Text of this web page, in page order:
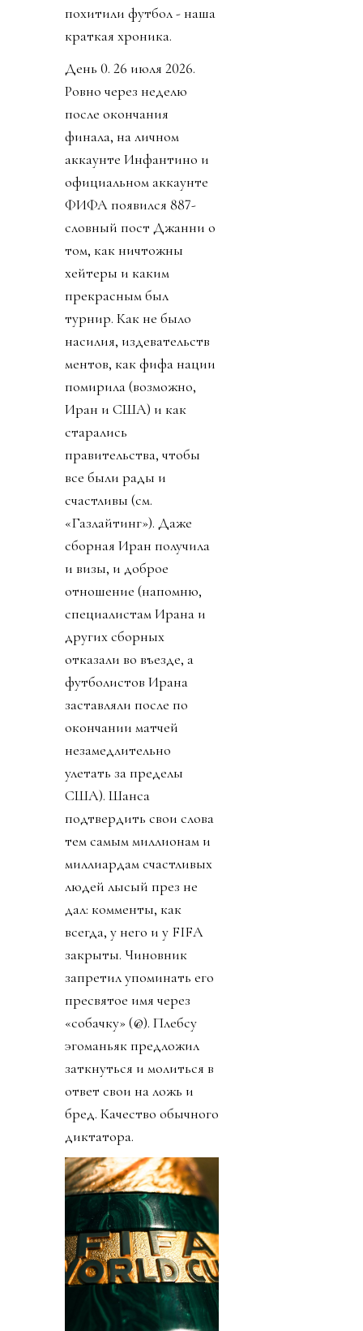
похитили футбол - наша
краткая хроника.
День 0. 26 июля 2026.
Ровно через неделю
после окончания
финала, на личном
аккаунте Инфантино и
официальном аккаунте
ФИФА появился 887-
словный пост Джанни о
том, как ничтожны
хейтеры и каким
прекрасным был
турнир. Как не было
насилия, издевательств
ментов, как фифа нации
помирила (возможно,
Иран и США) и как
старались
правительства, чтобы
все были рады и
счастливы (см.
«Газлайтинг»). Даже
сборная Иран получила
и визы, и доброе
отношение (напомню,
специалистам Ирана и
других сборных
отказали во въезде, а
футболистов Ирана
заставляли после по
окончании матчей
незамедлительно
улетать за пределы
США). Шанса
подтвердить свои слова
тем самым миллионам и
миллиардам счастливых
людей лысый през не
дал: комменты, как
всегда, у него и у FIFA
закрыты. Чиновник
запретил упоминать его
пресвятое имя через
«собачку» (@). Плебсу
эгоманьяк предложил
заткнуться и молиться в
ответ свои на ложь и
бред. Качество обычного
диктатора.